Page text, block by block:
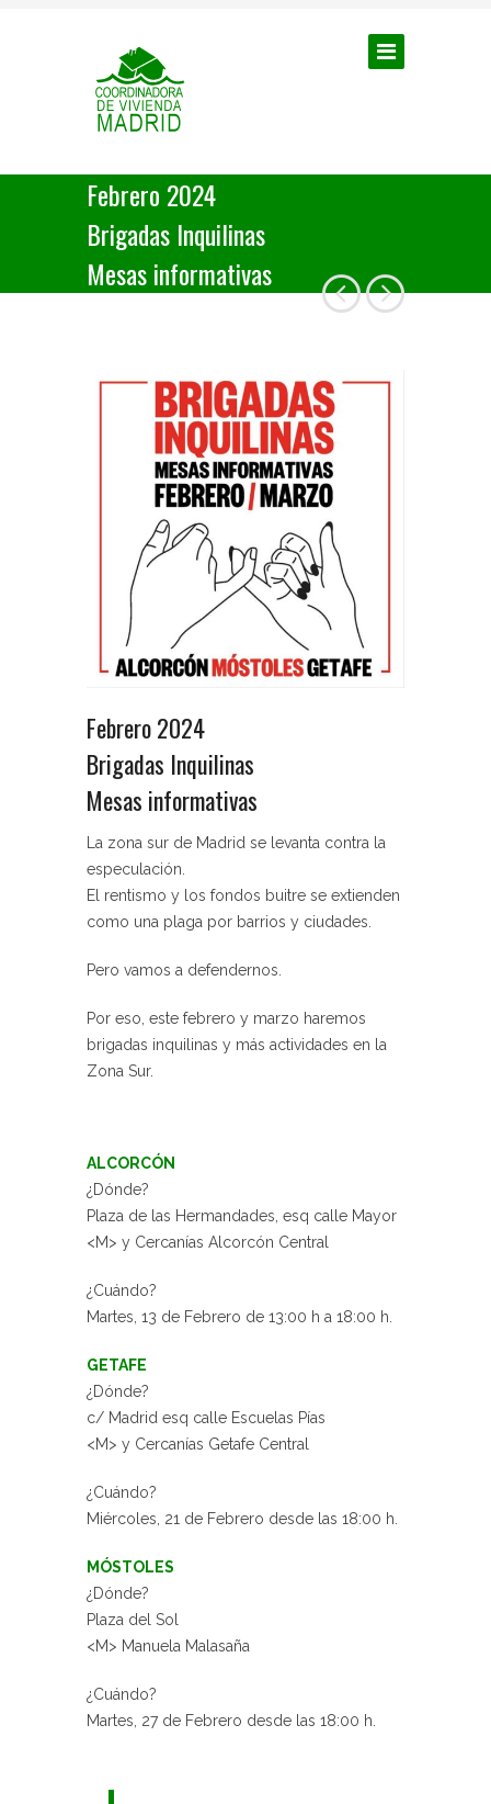
Febrero 2024
Brigadas Inquilinas
Mesas informativas
Febrero 2024
Brigadas Inquilinas
Mesas informativas
La zona sur de Madrid se levanta contra la
especulación.
El rentismo y los fondos buitre se extienden
como una plaga por barrios y ciudades.
Pero vamos a defendernos.
Por eso, este febrero y marzo haremos
brigadas inquilinas y más actividades en la
Zona Sur.
ALCORCÓN
¿Dónde?
Plaza de las Hermandades, esq calle Mayor
<M> y Cercanías Alcorcón Central
¿Cuándo?
Martes, 13 de Febrero de 13:00 h a 18:00 h.
GETAFE
¿Dónde?
c/ Madrid esq calle Escuelas Pías
<M> y Cercanías Getafe Central
¿Cuándo?
Miércoles, 21 de Febrero desde las 18:00 h.
MÓSTOLES
¿Dónde?
Plaza del Sol
<M> Manuela Malasaña
¿Cuándo?
Martes, 27 de Febrero desde las 18:00 h.